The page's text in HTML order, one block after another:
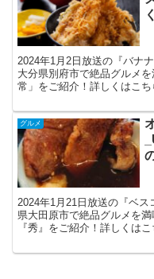
2024年1月2日放送の『バナ
大分県別府市で絶品グルメ
常」をご紹介！詳しくはこ
で♪ ボリュームに対して意
ロリといくと思います。
グルメ
2024年1月21日放送の『ベ
県大田原市で絶品グルメを
『秀』をご紹介！詳しくはこ